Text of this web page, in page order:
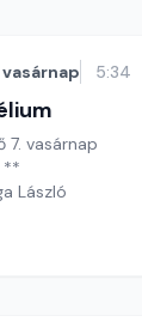
vasárnap 5:34
7. vasárnap
**
László